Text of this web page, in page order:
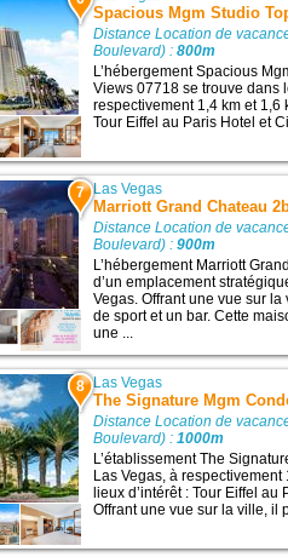
Spacious Mgm Studio
Distance Location de
Boulevard) :800m
L’hébergement Spacious
Views 07718 se trouve dans
respectivement 1,4 km et 1,6
Tour Eiffel au Paris Hotel et
7 Las Vegas
Marriott Grand Chateau
Distance Location de
Boulevard) :900m
L’hébergement Marriott
d’un emplacement
Vegas. Offrant une vue sur
de sport et un bar. Cette
une ...
8 Las Vegas
The Signature Mgm
Distance Location de
Boulevard) :1000m
L’établissement The
Las Vegas, à respectivement
lieux d’intérêt : Tour Eiffel au
Offrant une vue sur la ville, il